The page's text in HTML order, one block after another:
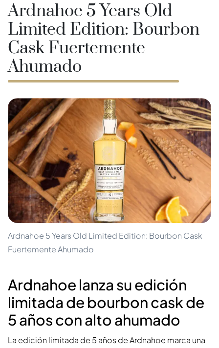
Ardnahoe 5 Years Old
Limited Edition: Bourbon
Cask Fuertemente
Ahumado
Ardnahoe 5 Years Old Limited Edition: Bourbon Cask
Fuertemente Ahumado
Ardnahoe lanza su edición
limitada de bourbon cask de
5 años con alto ahumado
La edición limitada de 5 años de Ardnahoe marca una